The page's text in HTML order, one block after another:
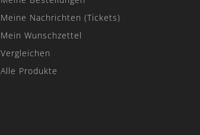
Meine Nachrichten (Tickets)
Mein Wunschzettel
Vergleichen
Alle Produkte